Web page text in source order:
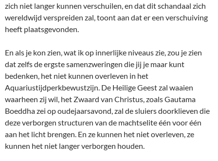
zich niet langer kunnen verschuilen, en dat dit schandaal zich
wereldwijd verspreiden zal, toont aan dat er een verschuiving
heeft plaatsgevonden.
En als je kon zien, wat ik op innerlijke niveaus zie, zou je zien
dat zelfs de ergste samenzweringen die jij je maar kunt
bedenken, het niet kunnen overleven in het
Aquariustijdperkbewustzijn. De Heilige Geest zal waaien
waarheen zij wil, het Zwaard van Christus, zoals Gautama
Boeddha zei op oudejaarsavond, zal de sluiers doorklieven die
deze verborgen structuren van de machtselite één voor één
aan het licht brengen. En ze kunnen het niet overleven, ze
kunnen het niet langer verborgen houden.